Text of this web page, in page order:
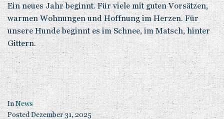
Ein neues Jahr beginnt. Für viele mit guten Vorsätzen,
warmen Wohnungen und Hoffnung im Herzen. Für
unsere Hunde beginnt es im Schnee, im Matsch, hinter
Gittern.
InNews
PostedDezember 31, 2025